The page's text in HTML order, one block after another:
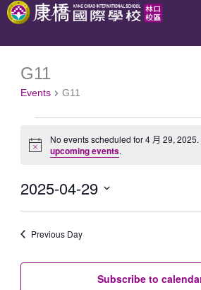
跳
G11
Events G11
Events
for
月
2025
Notice
No events scheduled for 4 月 29,
upcoming events.
2025-04-29
Select
date.
Previous Day
Subscribe to